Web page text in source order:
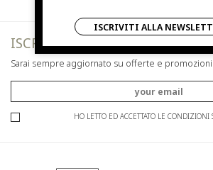
ISCRIVITI ALLA NEWSLETTER
Sarai sempre aggiornato su offerte e promozioni.
HO LETTO ED ACCETTATO LE CONDIZIONI
ISCRIVITI ALLA